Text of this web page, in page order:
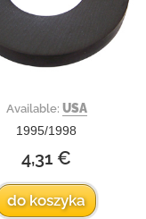
Available: USA
1995/1998
4,31 €
do koszyka